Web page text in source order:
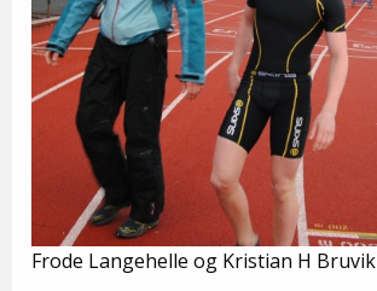
Frode Langehelle og Kristian H Bruvik